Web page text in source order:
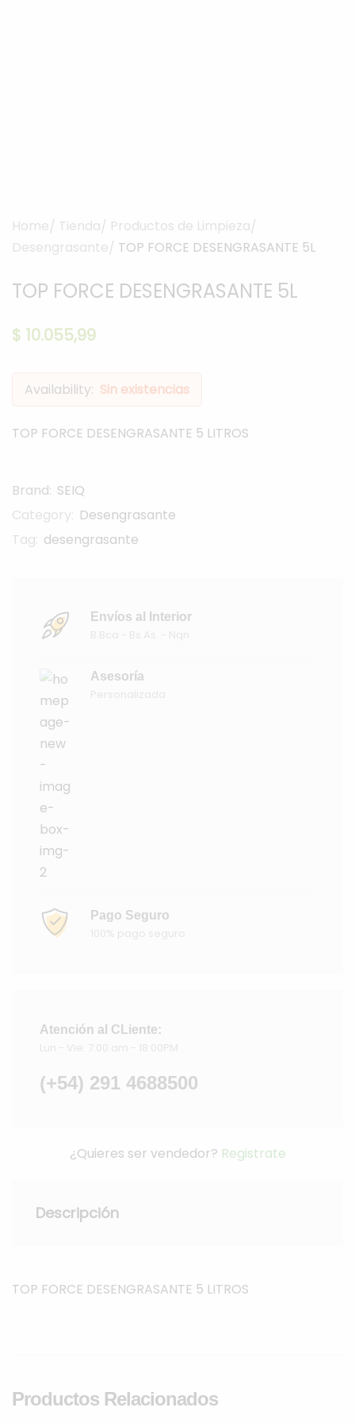
Home Tienda
Productos de Limpieza
Desengrasante
TOP FORCE DESENGRASANTE 5L
TOP FORCE DESENGRASANTE 5L
$ 10.055,99
Availability: Sin existencias
TOP FORCE DESENGRASANTE 5 LITROS
Brand: SEIQ
Category: Desengrasante
Tag: desengrasante
Envíos al Interior
Asesoría
Pago Seguro
Atención al CLiente:
(+54) 291 4688500
¿Quieres ser vendedor? Registrate
Descripción
TOP FORCE DESENGRASANTE 5 LITROS
Productos Relacionados